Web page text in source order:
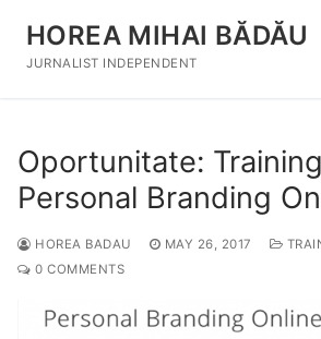
content
HOREA MIHAI BĂDĂU
JURNALIST INDEPENDENT
Oportunitate:
Personal Branding
HOREA BADAU MAY 26, 2017
0 COMMENTS